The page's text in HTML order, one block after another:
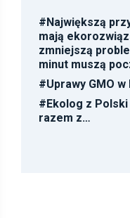
#Największą
mają
zmniejszą
minut muszą
#Uprawy GMO
#Ekolog z
razem z…